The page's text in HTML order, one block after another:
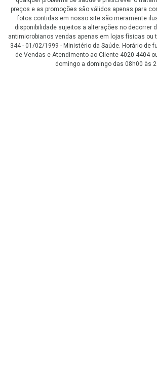
preços e as promoções são válidos apenas para
fotos contidas em nosso site são meramente
disponibilidade sujeitos a alterações no decorrer
antimicrobianos vendas apenas em lojas físicas ou
344 - 01/02/1999 - Ministério da Saúde. Horário de
de Vendas e Atendimento ao Cliente 4020 4404
domingo a domingo das 08h00 às